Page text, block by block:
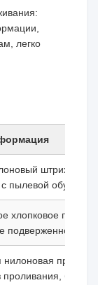
легко
штрих с
пылевой обувью
хлопковое
подверженное
проливания, без